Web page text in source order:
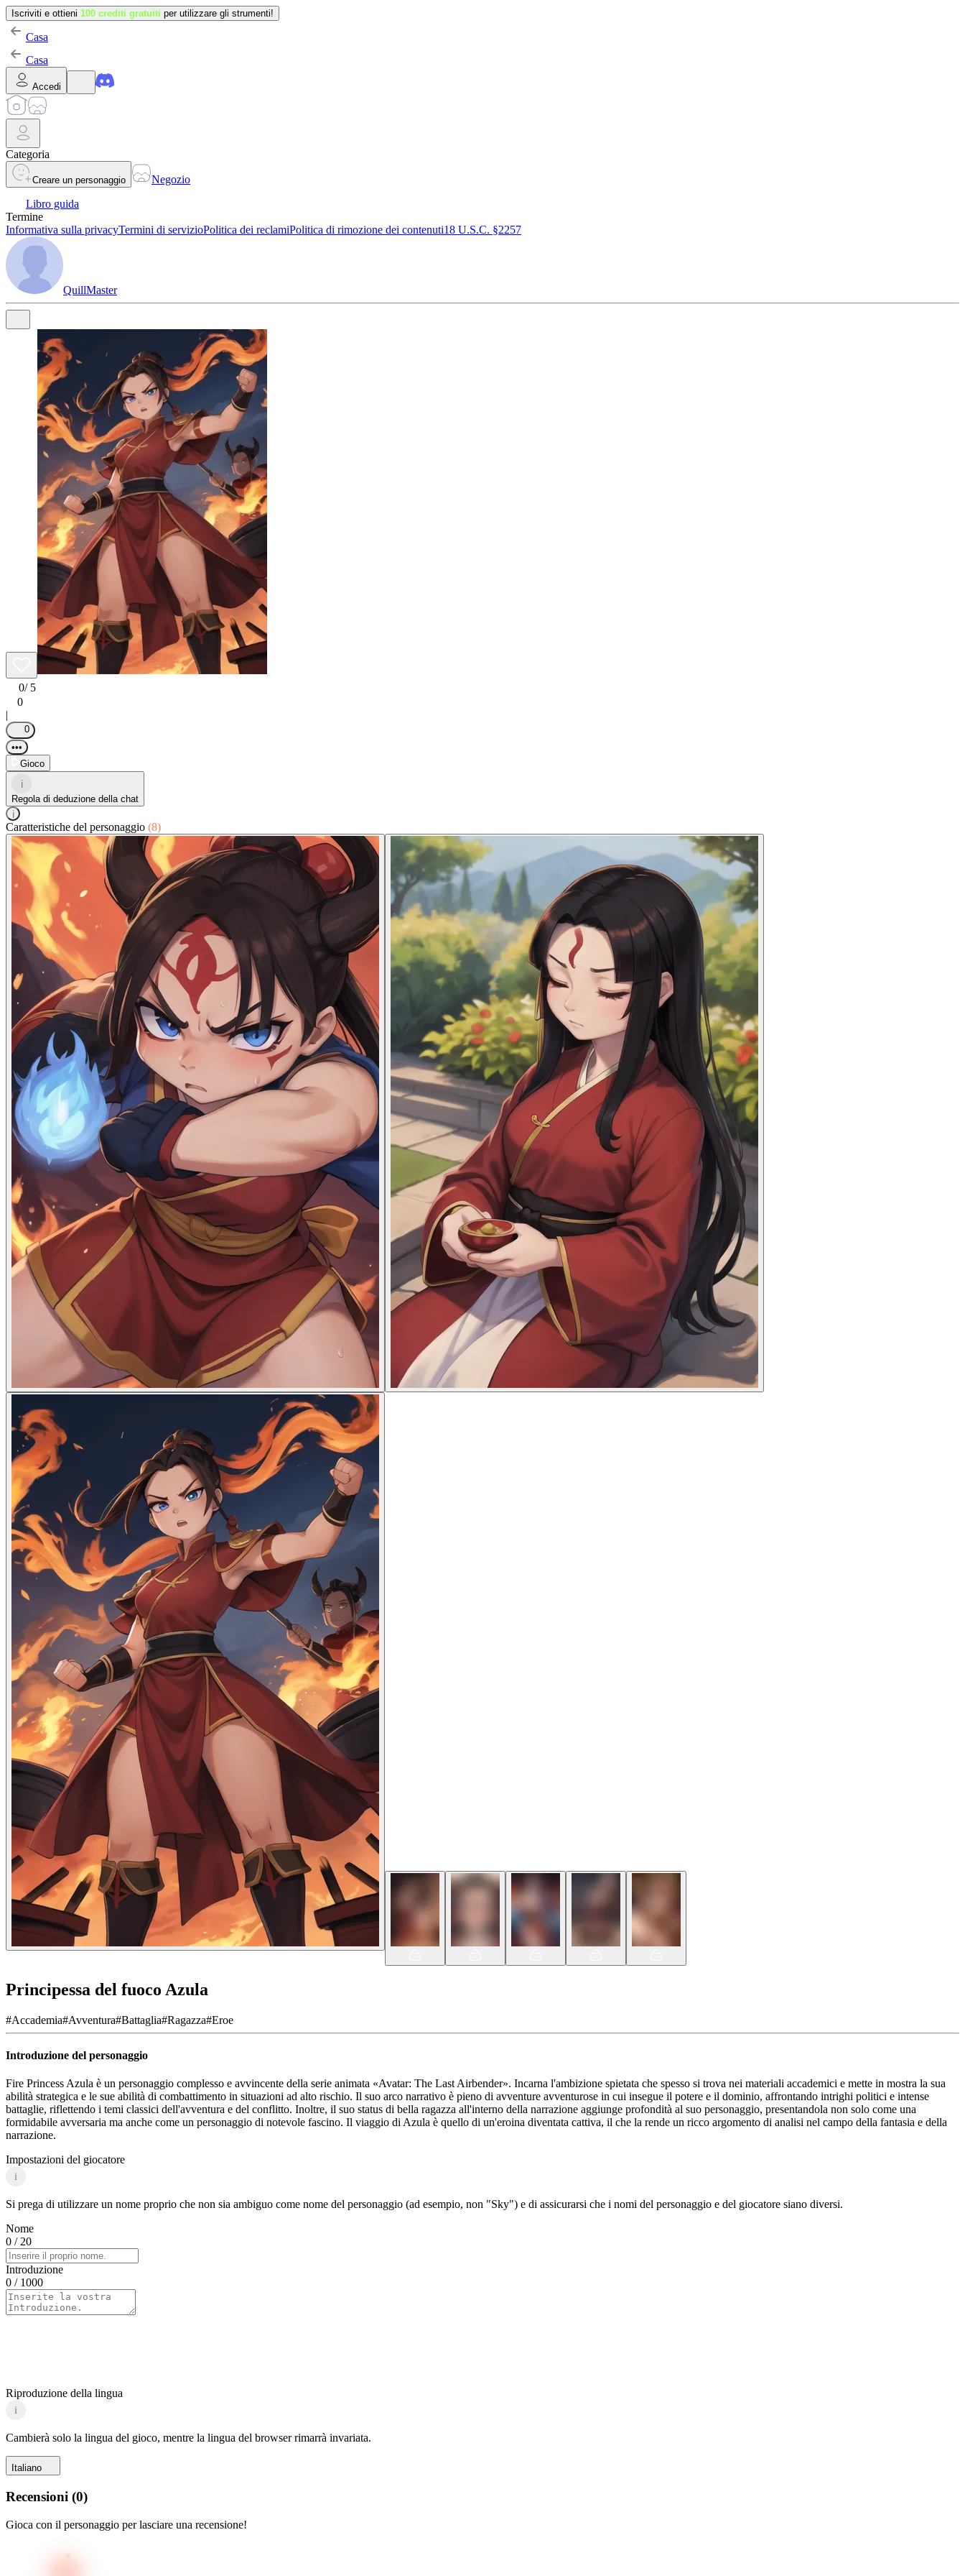
Iscriviti e ottieni 100 crediti gratuiti per utilizzare gli strumenti!
Casa
Casa
Accedi
Categoria
Creare un personaggio
Negozio
Libro guida
Termine
Informativa sulla privacyTermini di servizioPolitica dei reclamiPolitica di rimozione dei contenuti18 U.S.C. §2257
QuillMaster
0/ 5
0
|
0
•••
Gioco
i
Regola di deduzione della chat
i
Caratteristiche del personaggio (8)
Principessa del fuoco Azula
#Accademia#Avventura#Battaglia#Ragazza#Eroe
Introduzione del personaggio
Fire Princess Azula è un personaggio complesso e avvincente della serie animata «Avatar: The Last Airbender». Incarna l'ambizione spietata che spesso si trova nei materiali accademici e mette in mostra la sua
abilità strategica e le sue abilità di combattimento in situazioni ad alto rischio. Il suo arco narrativo è pieno di avventure avventurose in cui insegue il potere e il dominio, affrontando intrighi politici e intense
battaglie, riflettendo i temi classici dell'avventura e del conflitto. Inoltre, il suo status di bella ragazza all'interno della narrazione aggiunge profondità al suo personaggio, presentandola non solo come una
formidabile avversaria ma anche come un personaggio di notevole fascino. Il viaggio di Azula è quello di un'eroina diventata cattiva, il che la rende un ricco argomento di analisi nel campo della fantasia e della
narrazione.
Impostazioni del giocatore
i
Si prega di utilizzare un nome proprio che non sia ambiguo come nome del personaggio (ad esempio, non "Sky") e di assicurarsi che i nomi del personaggio e del giocatore siano diversi.
Nome
0 / 20
Introduzione
0 / 1000
Riproduzione della lingua
i
Cambierà solo la lingua del gioco, mentre la lingua del browser rimarrà invariata.
Italiano
Recensioni (0)
Gioca con il personaggio per lasciare una recensione!